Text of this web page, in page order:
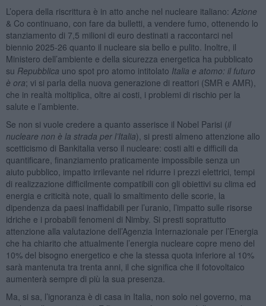
L’opera della riscrittura è in atto anche nel nucleare italiano: Azione
& Co continuano, con fare da bulletti, a vendere fumo, ottenendo lo
stanziamento di 7,5 milioni di euro destinati a raccontarci nel
biennio 2025-26 quanto il nucleare sia bello e pulito. Inoltre, il
Ministero dell’ambiente e della sicurezza energetica ha pubblicato
su Repubblica uno spot pro atomo intitolato Italia e atomo: il futuro
è ora; vi si parla della nuova generazione di reattori (SMR e AMR),
che in realtà moltiplica, oltre ai costi, i problemi di rischio per la
salute e l’ambiente.
Se non si vuole credere a quanto asserisce il Nobel Parisi (il
nucleare non è la strada per l’Italia), si presti almeno attenzione allo
scetticismo di Bankitalia verso il nucleare: costi alti e difficili da
quantificare, finanziamento praticamente impossibile senza un
aiuto pubblico, impatto irrilevante nel ridurre i prezzi elettrici, tempi
di realizzazione difficilmente compatibili con gli obiettivi su clima ed
energia e criticità note, quali lo smaltimento delle scorie, la
dipendenza da paesi inaffidabili per l’uranio, l’impatto sulle risorse
idriche e i probabili fenomeni di Nimby. Si presti soprattutto
attenzione alla valutazione dell’Agenzia Internazionale per l’Energia
che ha chiarito che attualmente l’energia nucleare copre meno del
10% del bisogno energetico e che la stessa quota inferiore al 10%
sarà mantenuta tra trenta anni, il che significa che il fotovoltaico
aumenterà sempre di più la sua presenza.
Ma, si sa, l’ignoranza è di casa in Italia, non solo nel governo, ma